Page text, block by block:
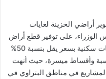
الخزينة لغايات
الوزراء، على توفير قطع أراض
في المناطق التي تعاني من ضغوطات سكنية بسعر يقل بنسبة 50%
وأقساط ميسرة، حيث أنهت
في مناطق البتراوي في